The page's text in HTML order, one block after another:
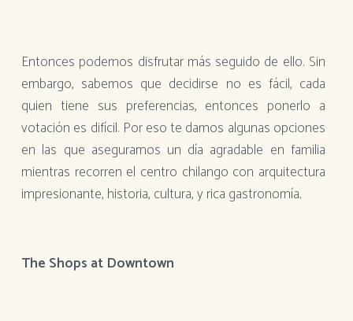
Entonces podemos disfrutar más seguido de ello. Sin
embargo, sabemos que decidirse no es fácil, cada
quien tiene sus preferencias, entonces ponerlo a
votación es difícil. Por eso te damos algunas opciones
en las que aseguramos un día agradable en familia
mientras recorren el centro chilango con arquitectura
impresionante, historia, cultura, y rica gastronomía.
The Shops at Downtown